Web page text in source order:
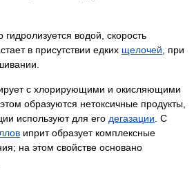
водой, скорость
в присутствии едких щелочей, при
с хлорирующими и окисляющими
образуются нетоксичные продукты,
используют для его дегазации. С
иприт образует комплексные
на этом свойстве основано